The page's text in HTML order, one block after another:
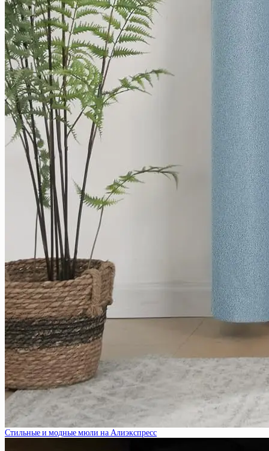
Стильные и модные мюли на Алиэкспресс